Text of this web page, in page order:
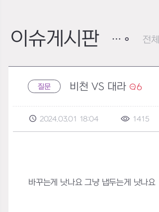
이슈게시판 전체
질문 비천 VS 대라 6
2024.03.01 18:04 1415
바꾸는게 낫나요 그냥 냅두는게 낫나요